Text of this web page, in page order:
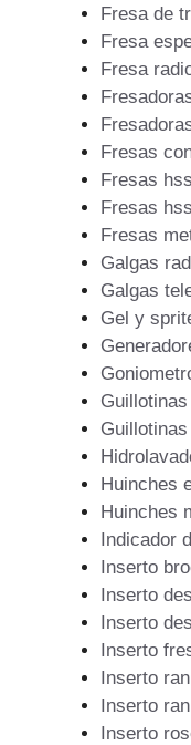
Fresa de
Fresa
Fresa
Fresas
Fresas
Fresas
Fresas
Galgas
Galgas
Gel y
Huinches
Huinches
Indicador
Inserto
Inserto
Inserto
Inserto
Inserto
Inserto
Inserto